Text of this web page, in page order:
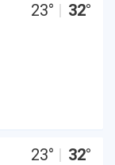
23° | 32°
23° | 32°